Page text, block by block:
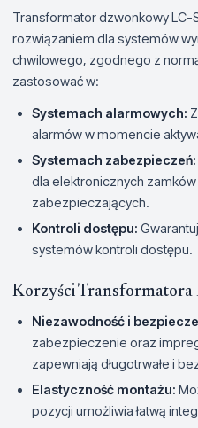
Transformator dzwonkowy LC-
rozwiązaniem dla systemów
chwilowego, zgodnego z
zastosować w:
Systemach alarmowych:
alarmów w momencie
Systemach zabezpieczeń:
dla elektronicznych
zabezpieczających.
Kontroli dostępu:
systemów kontroli dostępu.
Korzyści Transformatora
Niezawodność i
zabezpieczenie oraz
zapewniają długotrwałe i
Elastyczność montażu:
pozycji umożliwia łatwą